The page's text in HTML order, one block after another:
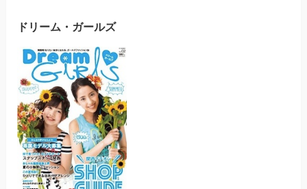
ドリーム・ガールズ